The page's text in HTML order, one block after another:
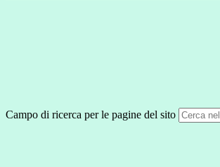
Campo di ricerca per le pagine del sito